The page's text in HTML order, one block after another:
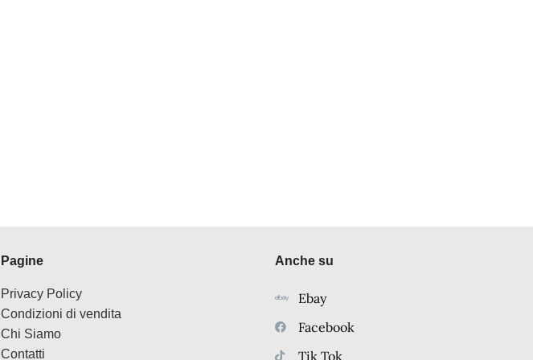
Pagine
Privacy Policy
Condizioni di vendita
Chi Siamo
Contatti
Anche su
Ebay
Facebook
Tik Tok